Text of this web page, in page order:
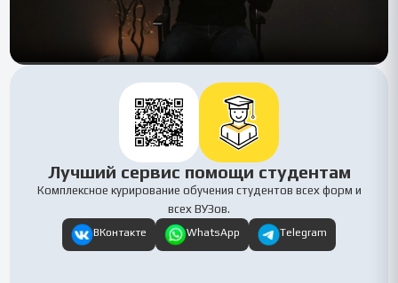
Лучший сервис помощи студентам
Комплексное курирование обучения студентов всех форм и
всех ВУЗов.
ВКонтакте WhatsApp Telegram